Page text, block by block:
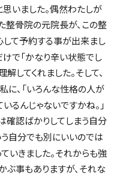
いました。偶然わたしが
整骨院の元院長が、この整
して予約する事が出来まし
で「かなり辛い状態でし
してくれました。そして、
、「いろんな性格の人が
るんじゃないですかね。」
確認ばかりしてしまう自分
自分でも別にいいのでは
いきました。それからも強
ぶ事もありますが、それな